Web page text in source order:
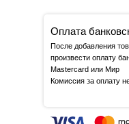
Оплата
После добавления
произвести оплату
Mastercard или Мир
Комиссия за оплату